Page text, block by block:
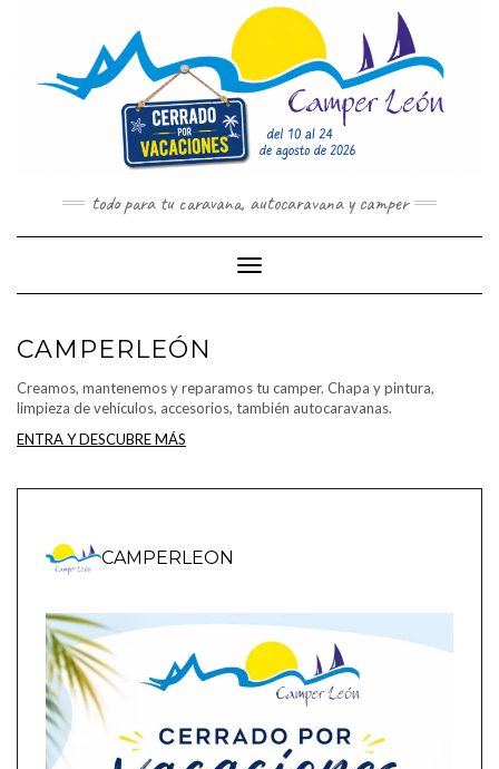
todo para tu caravana, autocaravana y camper
Cambiar modo de navegación
CAMPERLEÓN
Creamos, mantenemos y reparamos tu camper. Chapa y pintura,
limpieza de vehículos, accesorios, también autocaravanas.
ENTRA Y DESCUBRE MÁS
CAMPERLEON